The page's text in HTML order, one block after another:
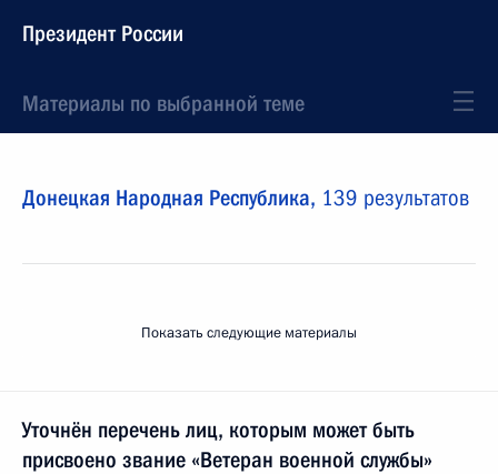
Президент России
Материалы по выбранной теме
Донецкая Народная Республика, 139 результатов
Показать следующие материалы
Уточнён перечень лиц, которым может быть
присвоено звание «Ветеран военной службы»